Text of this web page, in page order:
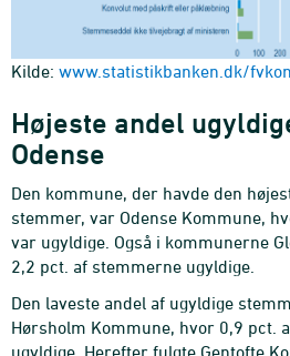
Kilde: www.statistikbanken.dk/
Højeste andel
Odense
Den kommune, der havde den
stemmer, var Odense Kommune,
var ugyldige. Også i kommunerne
2,2 pct. af stemmerne ugyldige.
Den laveste andel af ugyldige
Hørsholm Kommune, hvor 0,9 pct.
ugyldige. Herefter fulgte Gentofte